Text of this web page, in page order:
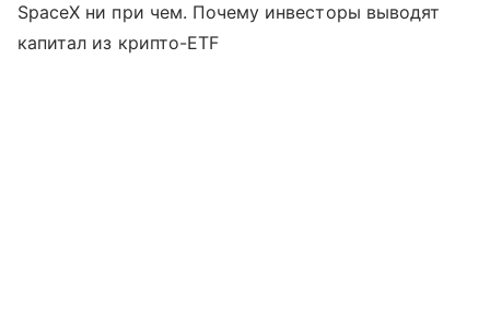
SpaceX ни при чем. Почему инвесторы выводят
капитал из крипто-ETF